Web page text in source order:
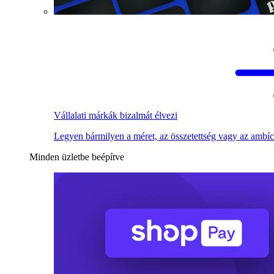
Vállalati márkák bizalmát élvezi
Legyen bármilyen a méret, az összetettség vagy az
Minden üzletbe beépítve